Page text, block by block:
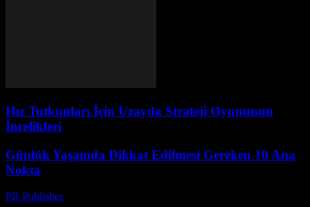
Hız Tutkunları İçin Uzayda Strateji Oyununun
İncelikleri
Günlük Yaşamda Dikkat Edilmesi Gereken 10 Ana
Nokta
PR Publisher-